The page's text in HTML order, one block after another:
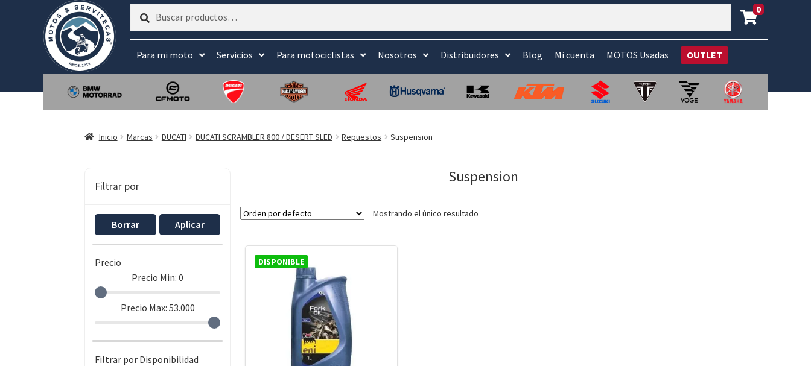
Buscar
Buscar 0
Para mi moto Servicios Para motociclistas Nosotros Distribuidores Blog Mi cuenta MOTOS Usadas OUTLET
Inicio Marcas DUCATI DUCATI SCRAMBLER 800 / DESERT SLED Repuestos Suspension
Filtrar por
Borrar Aplicar
Precio
Precio Min:0
Precio Max: 53.000
Filtrar por Disponibilidad
Suspension
Mostrando el único resultado
DISPONIBLE